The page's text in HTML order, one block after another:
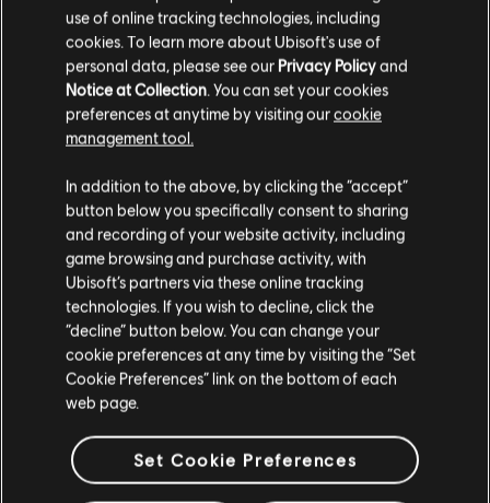
conmoción Grzmot son excelentes para enfrentarse a
las arqueas.
NOTICIAS Y VÍDEOS
use of online tracking technologies, including
cookies. To learn more about Ubisoft's use of
personal data, please see our Privacy Policyand
Notice at Collection. You can set your cookies
preferences at anytime by visiting ourcookie
management tool.
In addition to the above, by clicking the “accept”
button below you specifically consent to sharing
and recording of your website activity, including
game browsing and purchase activity, with
Ubisoft’s partners via these online tracking
technologies. If you wish to decline, click the
“decline” button below. You can change your
cookie preferences at any time by visiting the “Set
Cookie Preferences” link on the bottom of each
web page.
Set Cookie Preferences